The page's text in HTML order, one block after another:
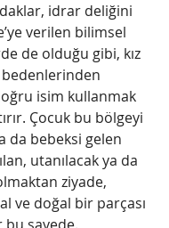
idrar deliğini
verilen bilimsel
de olduğu gibi, kız
bedenlerinden
isim kullanmak
Çocuk bu bölgeyi
da bebeksi gelen
utanılacak ya da
ziyade,
ve doğal bir parçası